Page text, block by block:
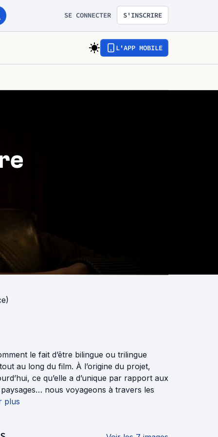
SE CONNECTER S'INSCRIRE
L'APP MOBILE
le fait d’être bilingue ou trilingue
au long du film. À l’origine du projet,
ce qu’elle a d’unique par rapport aux
nous voyageons à travers les
plus